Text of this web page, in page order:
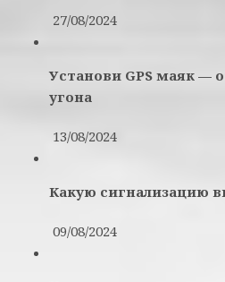
27/08/2024
Установи GPS маяк —
угона
13/08/2024
Какую сигнализацию
09/08/2024